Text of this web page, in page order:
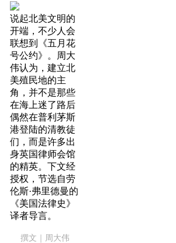
说起北美文明的
开端，不少人会
联想到《五月花
号公约》。周大
伟认为，建立北
美殖民地的主
角，并不是那些
在海上迷了路后
偶然在普利茅斯
港登陆的清教徒
们，而是许多出
身英国律师会馆
的精英。下文经
授权，节选自劳
伦斯·弗里德曼的
《美国法律史》
译者导言。
撰文｜周大伟